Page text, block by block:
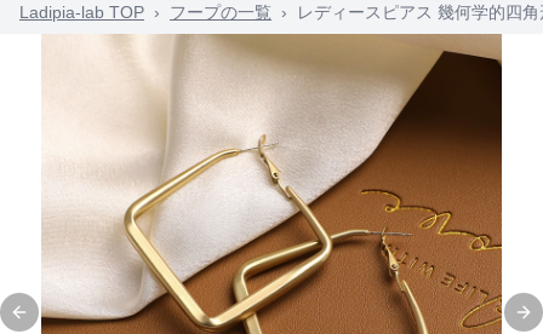
Ladipia-lab TOP › フープの一覧 › レディースピアス 幾何学的四
Previous slide